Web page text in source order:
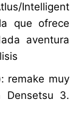
Intelligent
que ofrece
aventura
remake muy
Densetsu 3.